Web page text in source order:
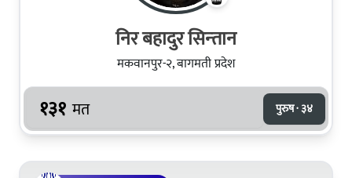
निर बहादुर सिन्‍तान
मकवानपुर-२, बागमती प्रदेश
१३१ मत पुरुष · ३४